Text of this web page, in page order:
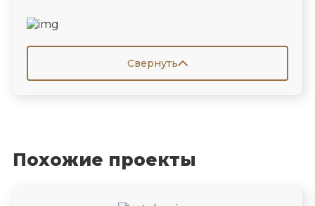
Свернуть
Похожие проекты